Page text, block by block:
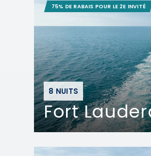
8 NUITS
Fort
75% DE RABAIS POUR LE 2E INVITÉ